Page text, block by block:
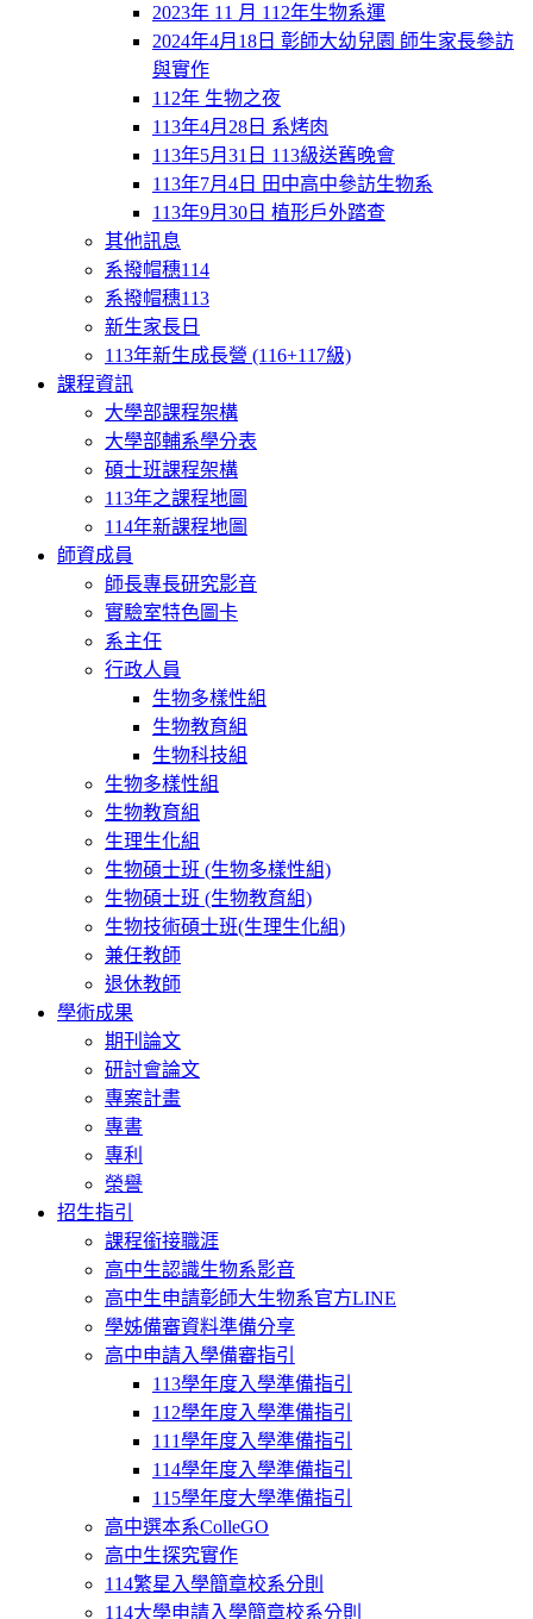
2023年 11 月 112年生物系運
2024年4月18日 彰師大幼兒園 師生家長參訪
與實作
112年 生物之夜
113年4月28日 系烤肉
113年5月31日 113級送舊晚會
113年7月4日 田中高中參訪生物系
113年9月30日 植形戶外踏查
其他訊息
系撥帽穗114
系撥帽穗113
新生家長日
113年新生成長營 (116+117級)
課程資訊
大學部課程架構
大學部輔系學分表
碩士班課程架構
113年之課程地圖
114年新課程地圖
師資成員
師長專長研究影音
實驗室特色圖卡
系主任
行政人員
生物多樣性組
生物教育組
生物科技組
生物多樣性組
生物教育組
生理生化組
生物碩士班 (生物多樣性組)
生物碩士班 (生物教育組)
生物技術碩士班(生理生化組)
兼任教師
退休教師
學術成果
期刊論文
研討會論文
專案計畫
專書
專利
榮譽
招生指引
課程銜接職涯
高中生認識生物系影音
高中生申請彰師大生物系官方LINE
學姊備審資料準備分享
高中申請入學備審指引
113學年度入學準備指引
112學年度入學準備指引
111學年度入學準備指引
114學年度入學準備指引
115學年度大學準備指引
高中選本系ColleGO
高中生探究實作
114繁星入學簡章校系分則
114大學申請入學簡章校系分則